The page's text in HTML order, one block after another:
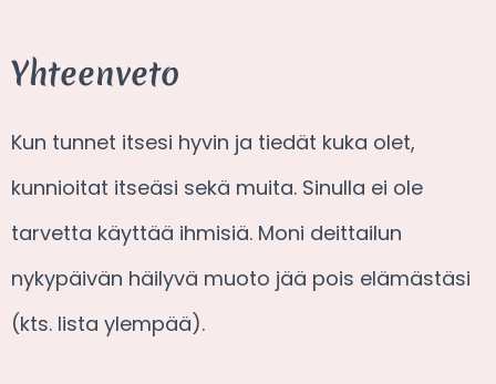
Yhteenveto
Kun tunnet itsesi hyvin ja tiedät kuka olet,
kunnioitat itseäsi sekä muita. Sinulla ei ole
tarvetta käyttää ihmisiä. Moni deittailun
nykypäivän häilyvä muoto jää pois elämästäsi
(kts. lista ylempää).